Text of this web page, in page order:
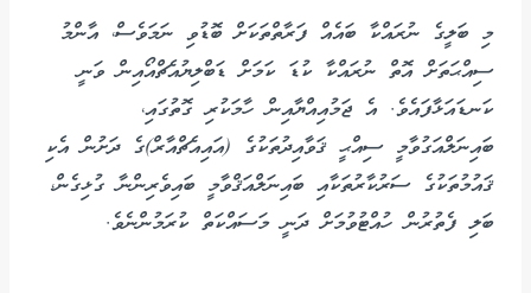
މި ބަލީގެ ނުރައްކާ ބައެއް ފަރާތްތަކަށް ބޮޑުވި ނަމަވެސް، އާންމު
ސިއްޙަތަށް އޮތް ނުރައްކާ ކުޑަ ކަމަށް ޑަބްލިޔުއެޗްއޯއިން ވަނީ
ކަނޑައަޅާފައެވެ. އެ ޖަމުއިއްޔާއިން ހާމަކުރި ގޮތުގައި،
ބައިނަލްއަގުވާމީ ސިއްޙީ ޤަވާއިދުތަކުގެ (އައިއެޗްއާރް)ގެ ދަށުން އެކި
ޤައުމުތަކުގެ ސަރުކާރުތަކާއި ބައިނަލްއަޤްވާމީ ބައިވެރިންނާ ގުޅިގެން،
ބަލި ފެތުރުން ހުއްޓުވުމަށް ދަނީ މަސައްކަތް ކުރަމުންނެވެ.